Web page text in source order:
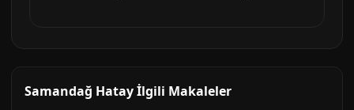
Samandağ Hatay İlgili Makaleler